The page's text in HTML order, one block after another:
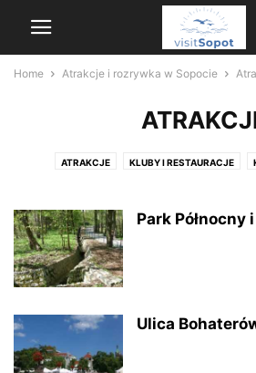
Home Atrakcje i rozrywka w Sopocie
ATRAKCJE KLUBY I RESTAURACJE
Park Północny
Ulica